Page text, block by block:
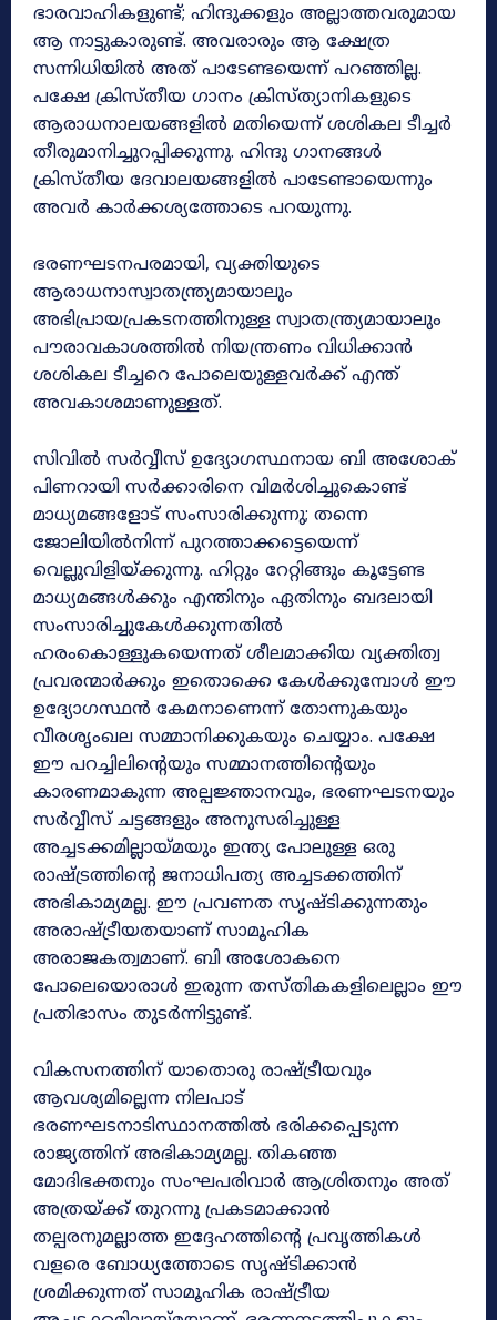
ഭാരവാഹികളുണ്ട്; ഹിന്ദുക്കളും അല്ലാത്തവരുമായ
ആ നാട്ടുകാരുണ്ട്. അവരാരും ആ ക്ഷേത്ര
സന്നിധിയിൽ അത് പാടേണ്ടയെന്ന് പറഞ്ഞില്ല.
പക്ഷേ ക്രിസ്തീയ ഗാനം ക്രിസ്ത്യാനികളുടെ
ആരാധനാലയങ്ങളിൽ മതിയെന്ന് ശശികല ടീച്ചർ
തീരുമാനിച്ചുറപ്പിക്കുന്നു. ഹിന്ദു ഗാനങ്ങൾ
ക്രിസ്തീയ ദേവാലയങ്ങളിൽ പാടേണ്ടായെന്നും
അവർ കാർക്കശ്യത്തോടെ പറയുന്നു.
ഭരണഘടനപരമായി, വ്യക്തിയുടെ
ആരാധനാസ്വാതന്ത്ര്യമായാലും
അഭിപ്രായപ്രകടനത്തിനുള്ള സ്വാതന്ത്ര്യമായാലും
പൗരാവകാശത്തിൽ നിയന്ത്രണം വിധിക്കാൻ
ശശികല ടീച്ചറെ പോലെയുള്ളവർക്ക് എന്ത്‌
അവകാശമാണുള്ളത്‌.
സിവിൽ സർവ്വീസ് ഉദ്യോഗസ്ഥനായ ബി അശോക്
പിണറായി സർക്കാരിനെ വിമർശിച്ചുകൊണ്ട്
മാധ്യമങ്ങളോട് സംസാരിക്കുന്നു; തന്നെ
ജോലിയിൽനിന്ന് പുറത്താക്കട്ടെയെന്ന്
വെല്ലുവിളിയ്ക്കുന്നു. ഹിറ്റും റേറ്റിങ്ങും കൂട്ടേണ്ട
മാധ്യമങ്ങൾക്കും എന്തിനും ഏതിനും ബദലായി
സംസാരിച്ചുകേൾക്കുന്നതിൽ
ഹരംകൊള്ളുകയെന്നത് ശീലമാക്കിയ വ്യക്തിത്വ
പ്രവരന്മാർക്കും ഇതൊക്കെ കേൾക്കുമ്പോൾ ഈ
ഉദ്യോഗസ്ഥൻ കേമനാണെന്ന് തോന്നുകയും
വീരശൃംഖല സമ്മാനിക്കുകയും ചെയ്യാം. പക്ഷേ
ഈ പറച്ചിലിന്റെയും സമ്മാനത്തിന്റെയും
കാരണമാകുന്ന അല്പജ്ഞാനവും, ഭരണഘടനയും
സർവ്വീസ് ചട്ടങ്ങളും അനുസരിച്ചുള്ള
അച്ചടക്കമില്ലായ്മയും ഇന്ത്യ പോലുള്ള ഒരു
രാഷ്‌ട്രത്തിന്റെ ജനാധിപത്യ അച്ചടക്കത്തിന്
അഭികാമ്യമല്ല. ഈ പ്രവണത സൃഷ്‌ടിക്കുന്നതും
അരാഷ്ട്രീയതയാണ് സാമൂഹിക
അരാജകത്വമാണ്. ബി അശോകനെ
പോലെയൊരാൾ ഇരുന്ന തസ്തികകളിലെല്ലാം ഈ
പ്രതിഭാസം തുടർന്നിട്ടുണ്ട്.
വികസനത്തിന് യാതൊരു രാഷ്ട്രീയവും
ആവശ്യമില്ലെന്ന നിലപാട്
ഭരണഘടനാടിസ്ഥാനത്തിൽ ഭരിക്കപ്പെടുന്ന
രാജ്യത്തിന് അഭികാമ്യമല്ല. തികഞ്ഞ
മോദിഭക്തനും സംഘപരിവാർ ആശ്രിതനും അത്
അത്രയ്ക്ക് തുറന്നു പ്രകടമാക്കാൻ
തല്പരനുമല്ലാത്ത ഇദ്ദേഹത്തിന്റെ പ്രവൃത്തികൾ
വളരെ ബോധ്യത്തോടെ സൃഷ്ടിക്കാൻ
ശ്രമിക്കുന്നത് സാമൂഹിക രാഷ്‌ട്രീയ